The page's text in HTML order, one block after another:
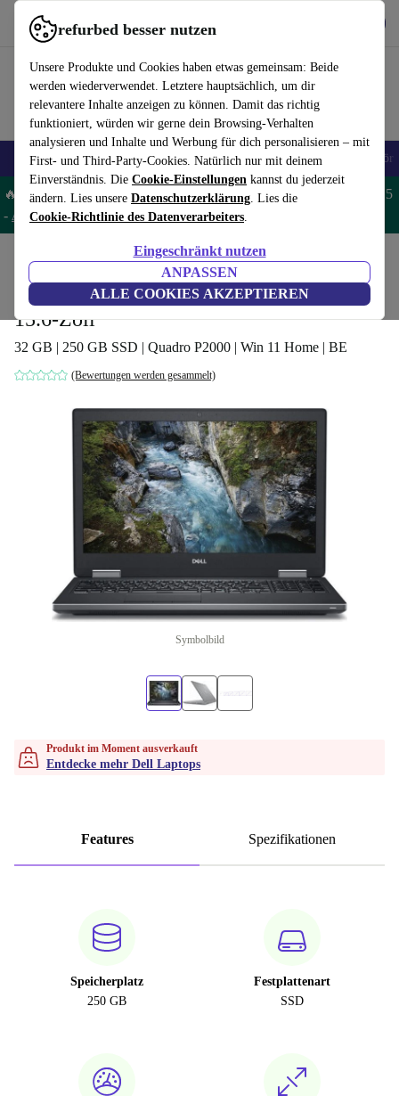
refurbed besser nutzen
Unsere Produkte und Cookies haben etwas gemeinsam: Beide
werden wiederverwendet. Letztere hauptsächlich, um dir
relevantere Inhalte anzeigen zu können. Damit das richtig
funktioniert, würden wir gerne dein Browsing-Verhalten
analysieren und Inhalte und Werbung für dich personalisieren – mit
First- und Third-Party-Cookies. Natürlich nur mit deinem
Einverständnis. Die Cookie-Einstellungen kannst du jederzeit
ändern. Lies unsere Datenschutzerklärung. Lies die
Cookie-Richtlinie des Datenverarbeiters.
Eingeschränkt nutzen
ANPASSEN
ALLE COOKIES AKZEPTIEREN
refurbed schnell und einfach nutzen
🎒 Back to school Handys Laptops Tablets Smartwatches Zubehör
🔥 Spare 5% EXTRA auf MacBooks und iPads – Code: MACPAD5
- AGB
Laptops Dell Laptops
Dell Precision 7530 | Xeon E-2176M |
15.6-Zoll
32 GB | 250 GB SSD | Quadro P2000 | Win 11 Home | BE
(Bewertungen werden gesammelt)
Symbolbild
Produkt im Moment ausverkauft
Entdecke mehr Dell Laptops
Features Spezifikationen
Speicherplatz
250 GB
Festplattenart
SSD